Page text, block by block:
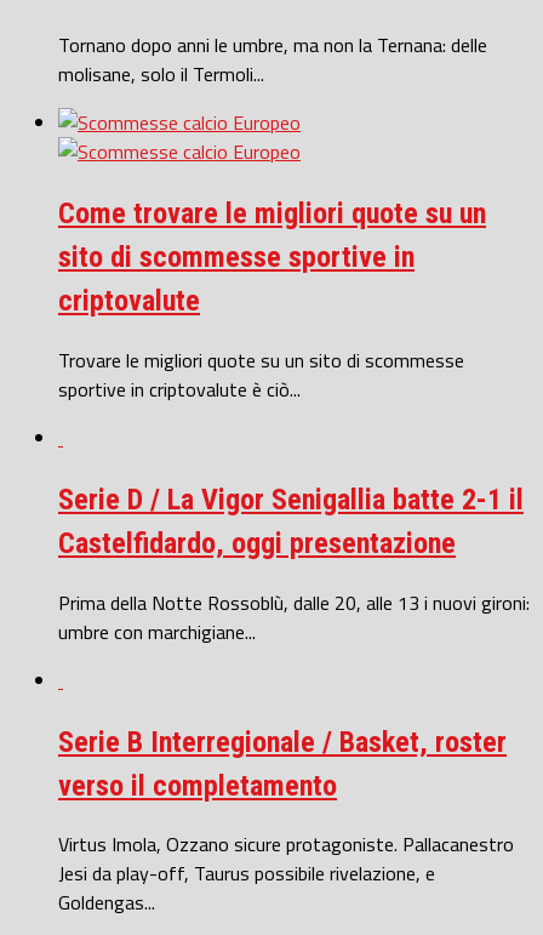
Tornano dopo anni le umbre, ma non la Ternana: delle
molisane, solo il Termoli...
Come trovare le migliori quote su un
sito di scommesse sportive in
criptovalute
Trovare le migliori quote su un sito di scommesse
sportive in criptovalute è ciò...
Serie D / La Vigor Senigallia batte 2-1 il
Castelfidardo, oggi presentazione
Prima della Notte Rossoblù, dalle 20, alle 13 i nuovi gironi:
umbre con marchigiane...
Serie B Interregionale / Basket, roster
verso il completamento
Virtus Imola, Ozzano sicure protagoniste. Pallacanestro
Jesi da play-off, Taurus possibile rivelazione, e
Goldengas...